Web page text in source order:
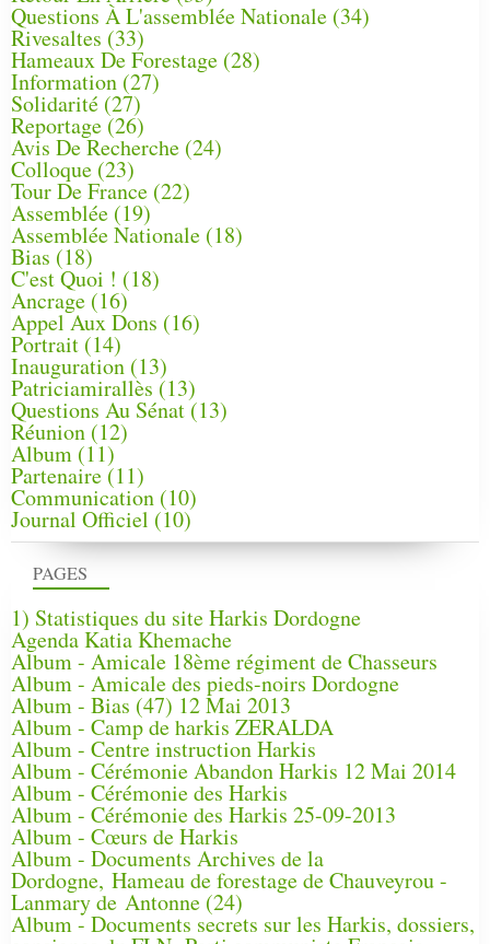
PAGES
1) Statistiques du site Harkis Dordogne
Agenda Katia Khemache
Album - Amicale 18ème régiment de Chasseurs
Album - Amicale des pieds-noirs Dordogne
Album - Bias (47) 12 Mai 2013
Album - Camp de harkis ZERALDA
Album - Centre instruction Harkis
Album - Cérémonie Abandon Harkis 12 Mai 2014
Album - Cérémonie des Harkis
Album - Cérémonie des Harkis 25-09-2013
Album - Cœurs de Harkis
Album - Documents Archives de la
Dordogne, Hameau de forestage de Chauveyrou -
Lanmary de Antonne (24)
Album - Documents secrets sur les Harkis, dossiers,
Questions À L'assemblée Nationale (34)
Rivesaltes (33)
Hameaux De Forestage (28)
Information (27)
Solidarité (27)
Reportage(26)
Avis De Recherche (24)
Colloque (23)
Tour De France (22)
Assemblée (19)
Assemblée Nationale (18)
Bias (18)
C'est Quoi ! (18)
Ancrage (16)
Appel Aux Dons (16)
Portrait (14)
Inauguration (13)
Patriciamirallès (13)
Questions Au Sénat(13)
Réunion (12)
Album (11)
Partenaire(11)
Communication (10)
Journal Officiel (10)